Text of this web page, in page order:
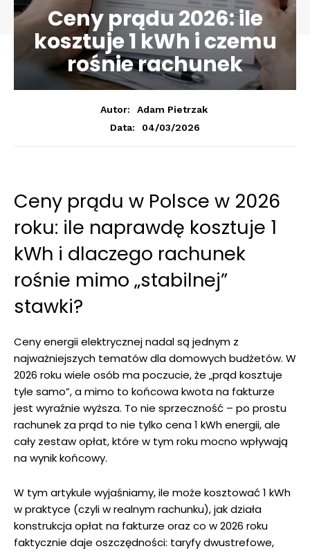
Ceny prądu 2026: ile
kosztuje 1 kWh i czemu
rośnie rachunek
Autor:
Adam Pietrzak
Data:
04/03/2026
Ceny prądu w Polsce w 2026
roku: ile naprawdę kosztuje 1
kWh i dlaczego rachunek
rośnie mimo „stabilnej”
stawki?
Ceny energii elektrycznej nadal są jednym z
najważniejszych tematów dla domowych budżetów. W
2026 roku wiele osób ma poczucie, że „prąd kosztuje
tyle samo”, a mimo to końcowa kwota na fakturze
jest wyraźnie wyższa. To nie sprzeczność – po prostu
rachunek za prąd to nie tylko cena 1 kWh energii, ale
cały zestaw opłat, które w tym roku mocno wpływają
na wynik końcowy.
W tym artykule wyjaśniamy, ile może kosztować 1 kWh
w praktyce (czyli w realnym rachunku), jak działa
konstrukcja opłat na fakturze oraz co w 2026 roku
faktycznie daje oszczędności: taryfy dwustrefowe,